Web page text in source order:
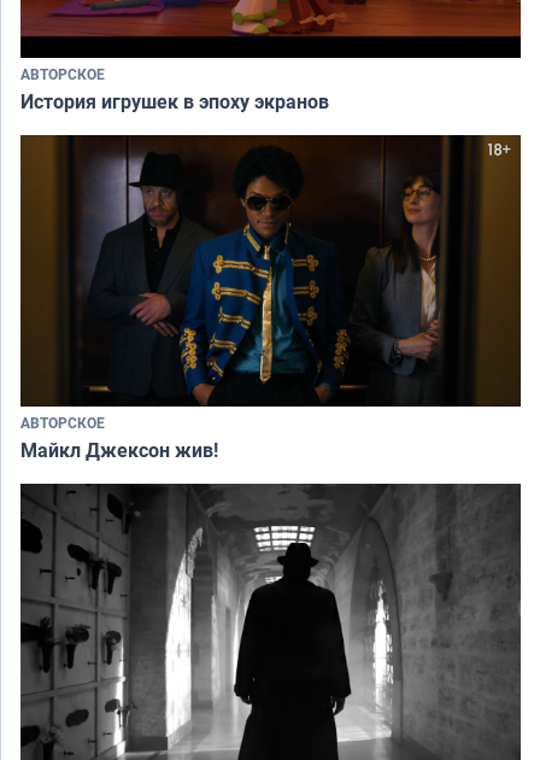
АВТОРСКОЕ
История игрушек в эпоху экранов
АВТОРСКОЕ
Майкл Джексон жив!